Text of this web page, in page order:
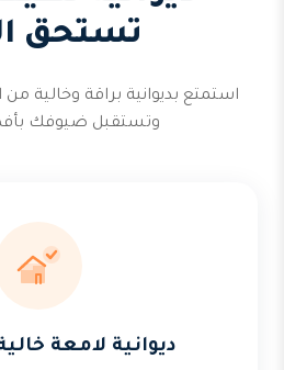
تستحق
استمتع بديوانية براقة وخالية
وتستقبل ضيوفك
ديوانية لامعة